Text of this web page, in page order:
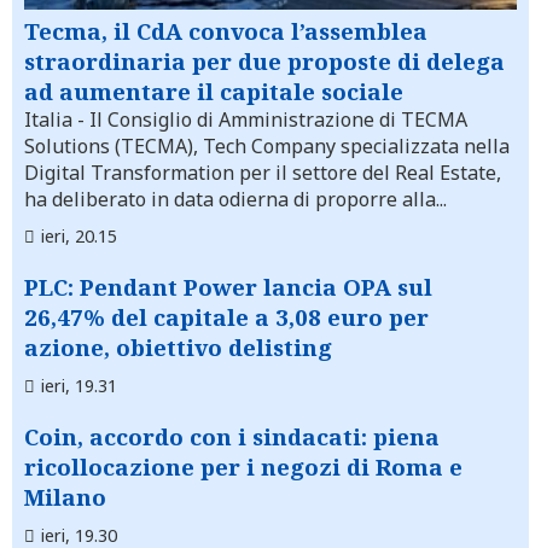
Tecma, il CdA convoca l’assemblea
straordinaria per due proposte di delega
ad aumentare il capitale sociale
Italia - Il Consiglio di Amministrazione di TECMA
Solutions (TECMA), Tech Company specializzata nella
Digital Transformation per il settore del Real Estate,
ha deliberato in data odierna di proporre alla...
ieri, 20.15
PLC: Pendant Power lancia OPA sul
26,47% del capitale a 3,08 euro per
azione, obiettivo delisting
ieri, 19.31
Coin, accordo con i sindacati: piena
ricollocazione per i negozi di Roma e
Milano
ieri, 19.30